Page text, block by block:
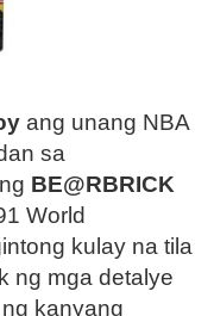
ang unang NBA
sa
BE@RBRICK
World
kulay na tila
ng mga detalye
kanyang